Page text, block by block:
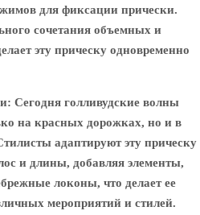
для фиксации прически.
сочетания объемных и
эту прическу одновременно
: Сегодня голливудские волны
на красных дорожках, но и в
адаптируют эту прическу
и длины, добавляя элементы,
локоны, что делает ее
мероприятий и стилей.